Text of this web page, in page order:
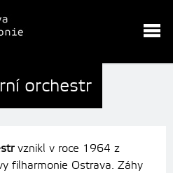
orchestr
vznikl v roce 1964 z
filharmonie Ostrava. Záhy